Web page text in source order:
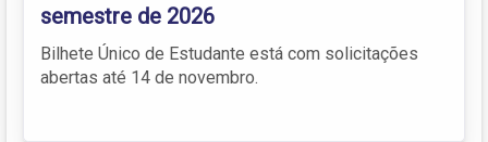
semestre de 2026
Bilhete Único de Estudante está com solicitações
abertas até 14 de novembro.